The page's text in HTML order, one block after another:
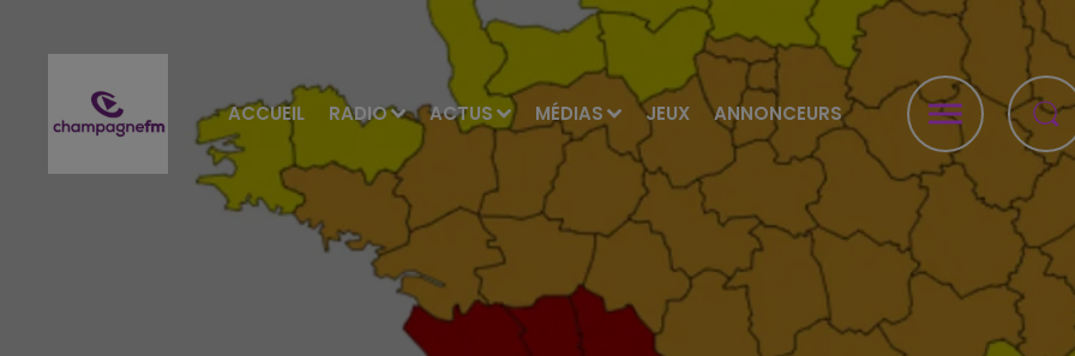
ACCUEIL RADIO ACTUS MÉDIAS JEUX ANNONCEURS